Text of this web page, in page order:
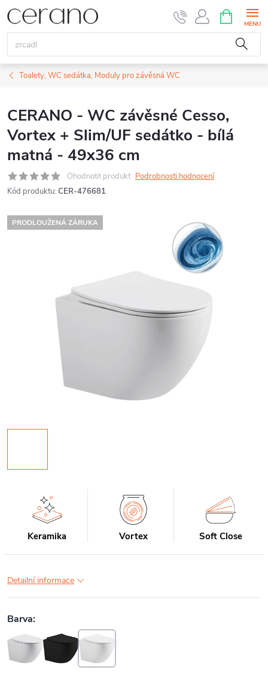
Přejít
na
obsah
NÁKUPNÍ
KOŠÍK
Toalety, WC sedátka, Moduly pro závěsná WC
CERANO - WC závěsné Cesso,
Vortex + Slim/UF sedátko - bílá
matná - 49x36 cm
Ohodnotit produkt Podrobnosti hodnocení
Kód produktu: CER-476681
PRODLOUŽENÁ ZÁRUKA
Keramika Vortex Soft Close
Detailní informace